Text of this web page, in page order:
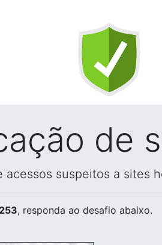
de
suspeitos a sites
, responda ao desafio abaixo.